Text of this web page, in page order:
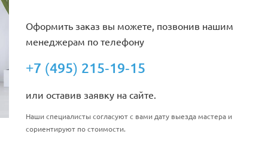
Оформить заказ вы можете, позвонив нашим
менеджерам по телефону
+7 (495) 215-19-15
или оставив заявку на сайте.
Наши специалисты согласуют с вами дату выезда мастера и
сориентируют по стоимости.